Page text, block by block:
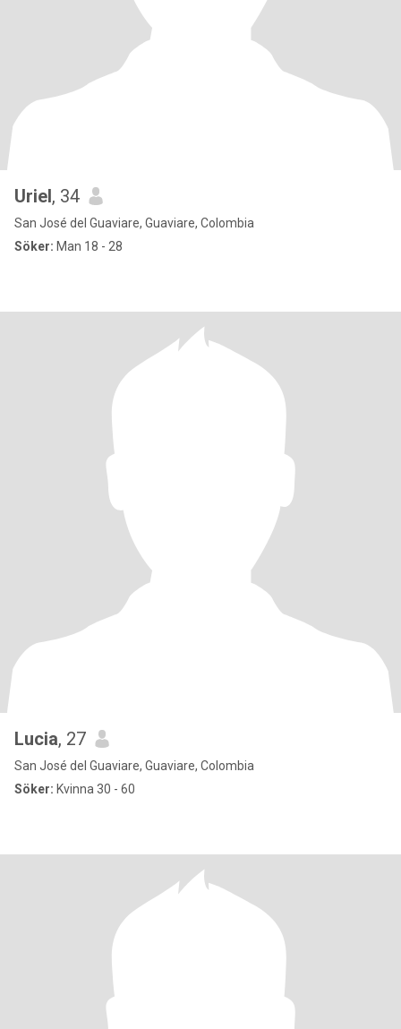
Uriel, 34
San José del Guaviare, Guaviare, Colombia
Söker: Man 18 - 28
Lucia, 27
San José del Guaviare, Guaviare, Colombia
Söker: Kvinna 30 - 60